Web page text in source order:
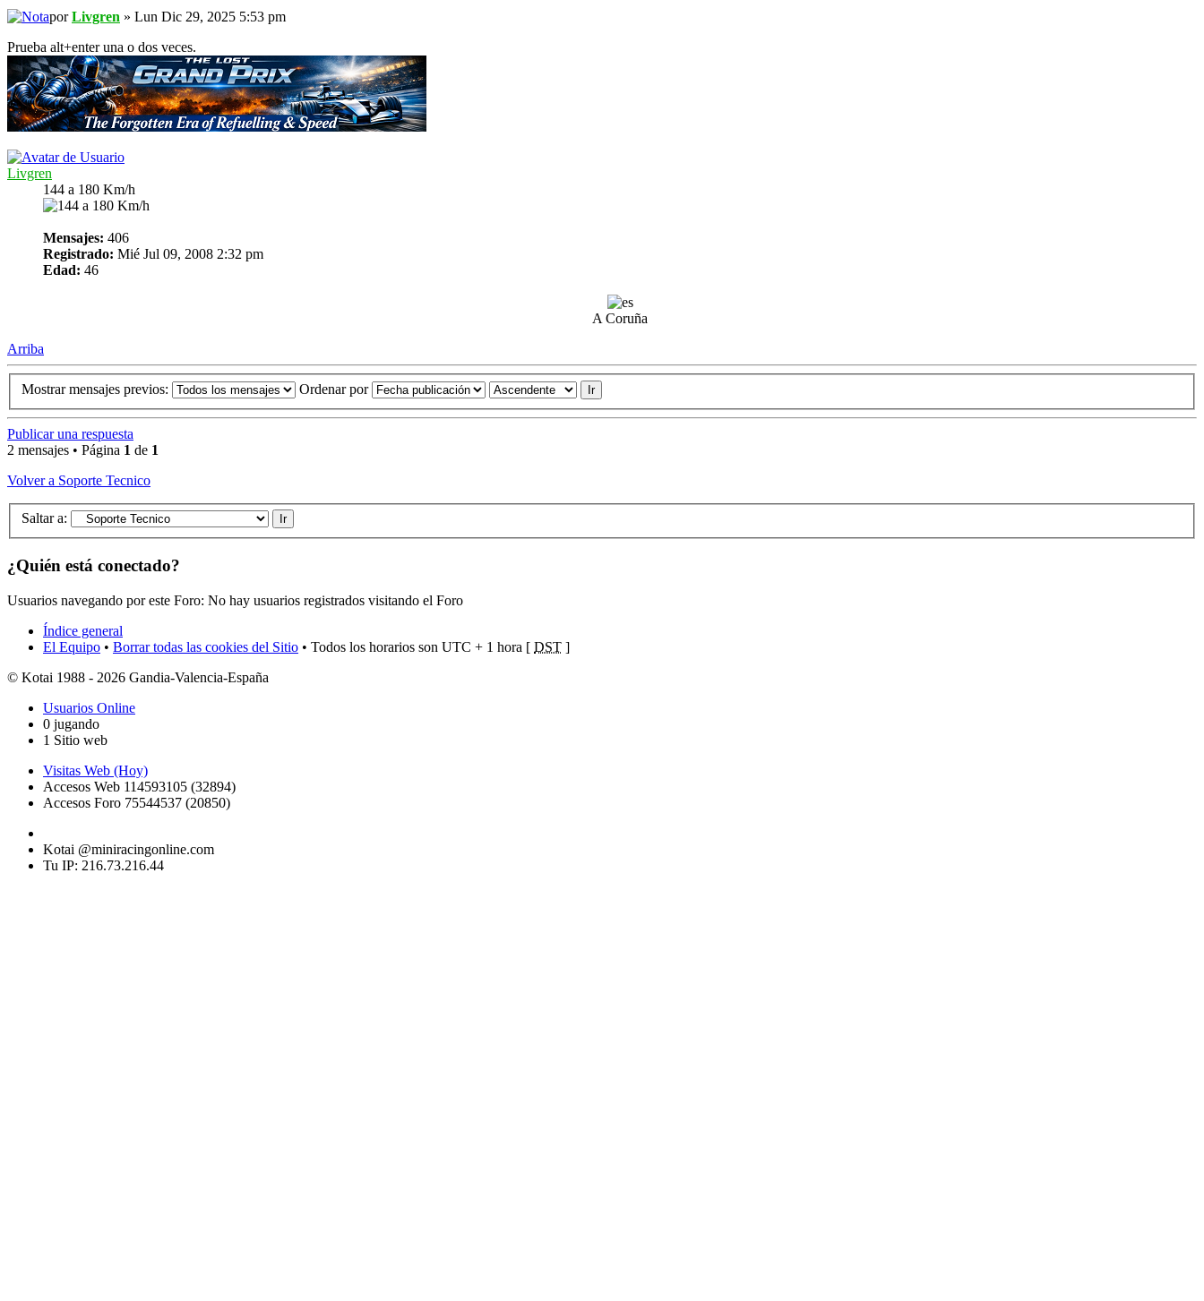
porLivgren » Lun Dic 29, 2025 5:53 pm
Prueba alt+enter una o dos veces.
Livgren
144 a 180 Km/h
Mensajes: 406
Registrado: Mié Jul 09, 2008 2:32 pm
Edad: 46
A Coruña
Arriba
Mostrar mensajes previos: Ordenar por
Publicar una respuesta
2 mensajes • Página 1 de 1
Volver a Soporte Tecnico
Saltar a:
¿Quién está conectado?
Usuarios navegando por este Foro: No hay usuarios registrados visitando el Foro
Índice general
El Equipo • Borrar todas las cookies del Sitio • Todos los horarios son UTC + 1 hora [ DST ]
© Kotai 1988 - 2026 Gandia-Valencia-España
Usuarios Online
0 jugando
1 Sitio web
Visitas Web (Hoy)
Accesos Web 114593105 (32894)
Accesos Foro 75544537 (20850)
Kotai @miniracingonline.com
Tu IP: 216.73.216.44